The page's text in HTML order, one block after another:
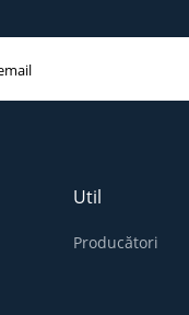
Util
Producători